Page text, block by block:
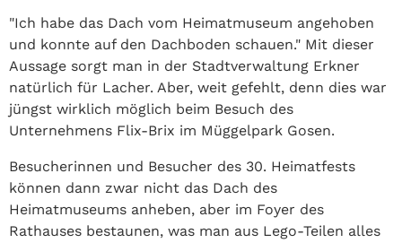
"Ich habe das Dach vom Heimatmuseum angehoben
und konnte auf den Dachboden schauen." Mit dieser
Aussage sorgt man in der Stadtverwaltung Erkner
natürlich für Lacher. Aber, weit gefehlt, denn dies war
jüngst wirklich möglich beim Besuch des
Unternehmens Flix-Brix im Müggelpark Gosen.
Besucherinnen und Besucher des 30. Heimatfests
können dann zwar nicht das Dach des
Heimatmuseums anheben, aber im Foyer des
Rathauses bestaunen, was man aus Lego-Teilen alles